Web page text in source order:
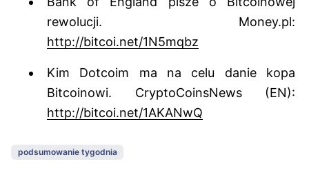
rewolucji. Money.pl:
http://bitcoi.net/1N5mqbz
Kim Dotcoim ma na celu danie kopa
Bitcoinowi. CryptoCoinsNews (EN):
http://bitcoi.net/1AKANwQ
podsumowanie tygodnia